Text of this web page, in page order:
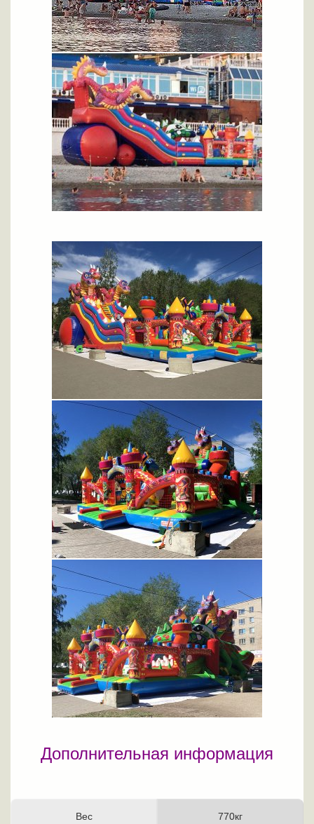
Дополнительная информация
Вес 770кг